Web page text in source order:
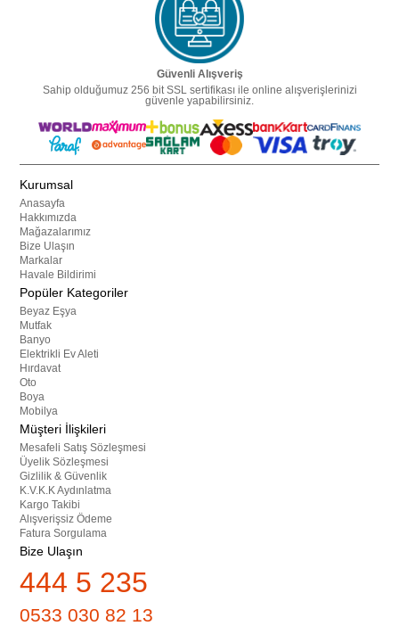
Güvenli Alışveriş
Sahip olduğumuz 256 bit SSL sertifikası ile online alışverişlerinizi
güvenle yapabilirsiniz.
Kurumsal
Anasayfa
Hakkımızda
Mağazalarımız
Bize Ulaşın
Markalar
Havale Bildirimi
Popüler Kategoriler
Beyaz Eşya
Mutfak
Banyo
Elektrikli Ev Aleti
Hırdavat
Oto
Boya
Mobilya
Müşteri İlişkileri
Mesafeli Satış Sözleşmesi
Üyelik Sözleşmesi
Gizlilik & Güvenlik
K.V.K.K Aydınlatma
Kargo Takibi
Alışverişsiz Ödeme
Fatura Sorgulama
Bize Ulaşın
444 5 235
0533 030 82 13